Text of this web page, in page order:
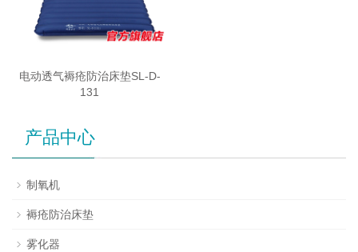
电动透气褥疮防治床垫SL-D-
131
产品中心
制氧机
褥疮防治床垫
雾化器